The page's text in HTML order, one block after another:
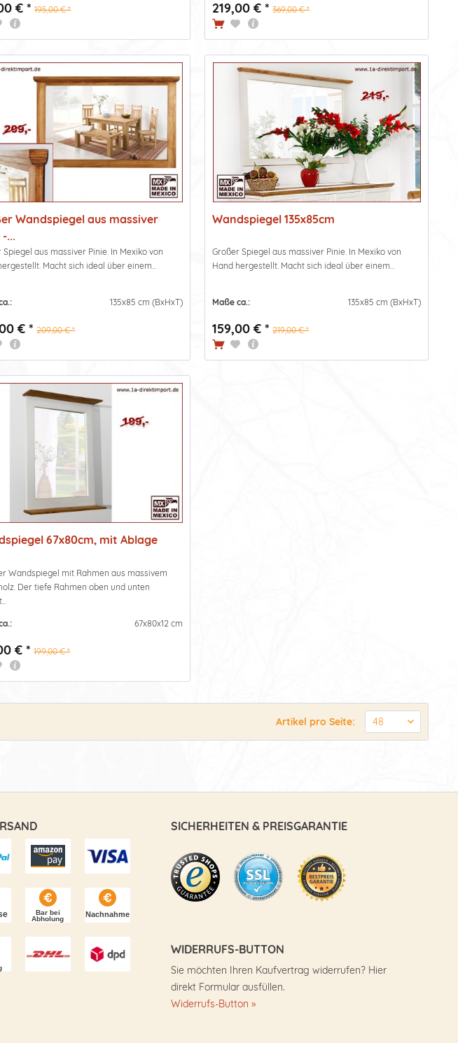
€ * 195,00 € * 219,00 € * 369,00 € *
Wandspiegel aus massiver
...
Spiegel aus massiver Pinie. In Mexiko von
Macht sich ideal über einem...
135x85 cm (BxHxT)
€ * 209,00 € *
Wandspiegel 135x85cm
Großer Spiegel aus massiver Pinie. In Mexiko von
Hand hergestellt. Macht sich ideal über einem...
Maße ca.: 135x85 cm (BxHxT)
159,00 € * 219,00 € *
67x80cm, mit Ablage
Wandspiegel mit Rahmen aus massivem
Der tiefe Rahmen oben und unten
67x80x12 cm
€ * 199,00 € *
Artikel pro Seite:
SICHERHEITEN & PREISGARANTIE
WIDERRUFS-BUTTON
Sie möchten Ihren Kaufvertrag widerrufen? Hier
direkt Formular ausfüllen.
Widerrufs-Button »